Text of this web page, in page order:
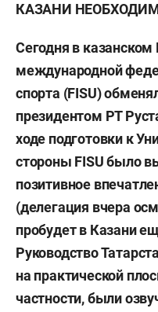
КАЗАНИ
Сегодня в
международной
спорта (FISU)
президентом РТ
ходе подготовки к
стороны FISU было
позитивное
(делегация вчера
пробудет в Казани
Руководство
на практической
частности, были